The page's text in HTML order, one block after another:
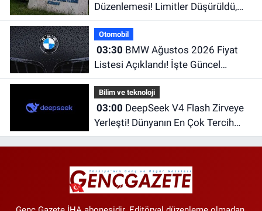
Düzenlemesi! Limitler Düşürüldü,
Uyum İçin Tarih Verildi
Otomobil
03:30
Listesi Açıklandı! İşte Güncel
Fiyatlar
Bilim ve teknoloji
03:00
Yerleşti! Dünyanın En Çok Tercih
Edilen Yapay Zekâ Modellerinden